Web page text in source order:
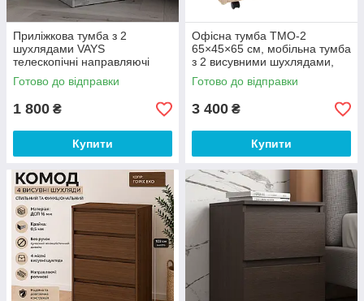
Приліжкова тумба з 2
шухлядами VAYS
телескопічні направляючі
Бетон 40х40х53 см
Готово до відправки
1 800 ₴
Купити
Офісна тумба ТМО-2
65×45×65 см, мобільна тумба
з 2 висувними шухлядами,
відкритою полицею та
коліщатками, Дуб сонома,
Готово до відправки
3 400 ₴
Купити